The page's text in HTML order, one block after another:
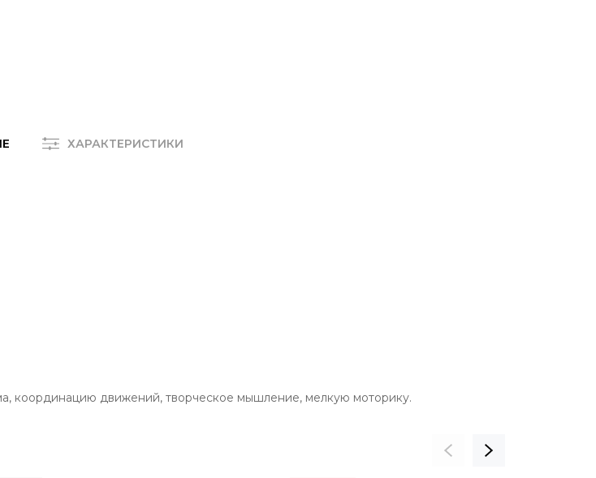
ХАРАКТЕРИСТИКИ
координацию движений, творческое мышление, мелкую моторику.